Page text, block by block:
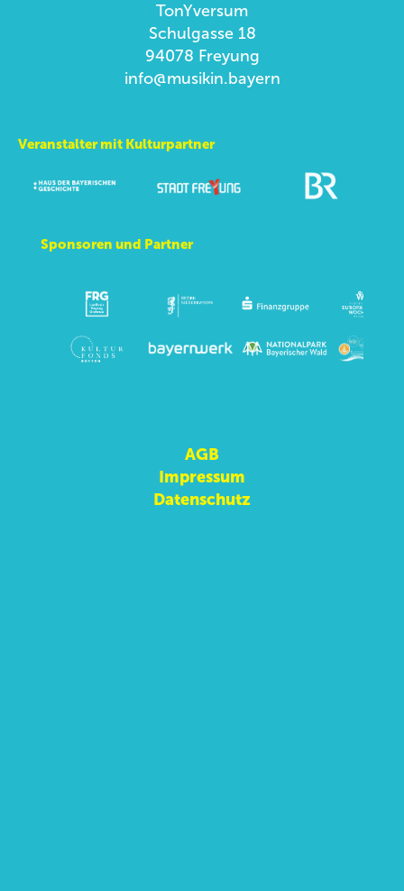
TonYversum
Schulgasse 18
94078 Freyung
info@musikin.bayern
Veranstalter mit Kulturpartner
Sponsoren und Partner
AGB
Impressum
Datenschutz